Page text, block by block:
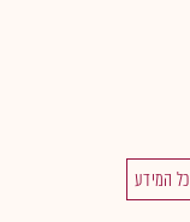
כל המידע